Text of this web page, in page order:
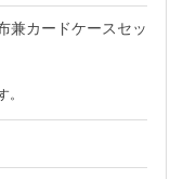
兼カードケースセッ
。